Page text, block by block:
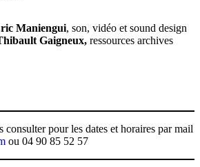
Maniengui, son, vidéo et sound design
Gaigneux, ressources archives
consulter pour les dates et horaires par mail
ou 04 90 85 52 57